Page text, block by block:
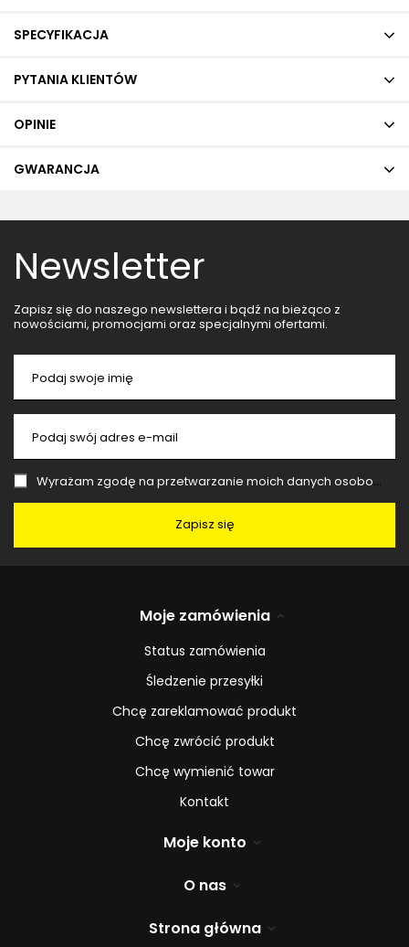
SPECYFIKACJA
PYTANIA KLIENTÓW
OPINIE
GWARANCJA
Newsletter
Zapisz się do naszego newslettera i bądź na bieżąco z
nowościami, promocjami oraz specjalnymi ofertami.
Podaj swoje imię
Podaj swój adres e-mail
Wyrażam zgodę na przetwarzanie moich danych osobowych (adres e-mail) na potrzeby wysyłki newslettera z informacją handlową (marketing). Więcej w
Zapisz się
Moje zamówienia
Status zamówienia
Śledzenie przesyłki
Chcę zareklamować produkt
Chcę zwrócić produkt
Chcę wymienić towar
Kontakt
Moje konto
O nas
Strona główna